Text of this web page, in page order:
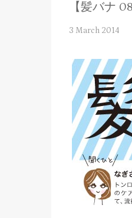
【髪バナ
3 March 2014